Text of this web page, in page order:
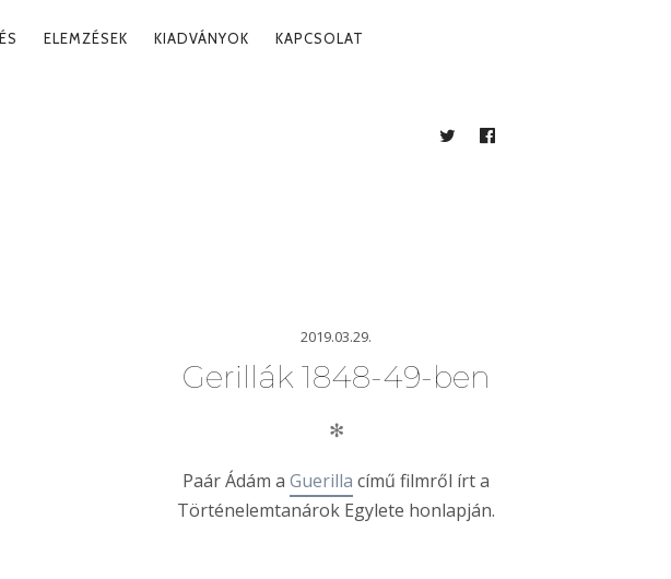
ELEMZÉSEK KIADVÁNYOK KAPCSOLAT
TWITTERFACEBOOK
2019.03.29.
Gerillák 1848-49-ben
✻
Paár Ádám aGuerilla című filmről írt a
Történelemtanárok Egylete honlapján.